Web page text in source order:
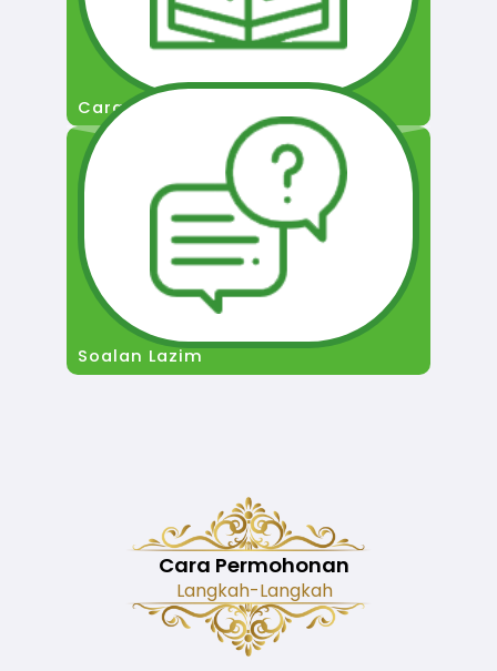
Cara Permohonan
Soalan Lazim
Cara Permohonan
Langkah-Langkah